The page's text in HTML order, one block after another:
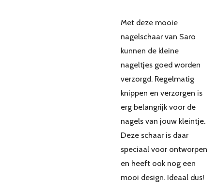
Met deze mooie
nagelschaar van Saro
kunnen de kleine
nageltjes goed worden
verzorgd. Regelmatig
knippen en verzorgen is
erg belangrijk voor de
nagels van jouw kleintje.
Deze schaar is daar
speciaal voor ontworpen
en heeft ook nog een
mooi design. Ideaal dus!